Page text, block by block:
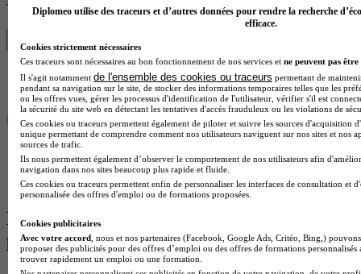
Trouve ton diplôme en 1 min avec Diplomeo !
Trouver mon école
Formations par domaines à Saint-Lô les
plus recherchées
Diplomeo utilise des traceurs et d’autres données pour rendre la recherche
efficace.
Cookies strictement nécessaires
Ces traceurs sont nécessaires au bon fonctionnement de nos services et ne peuvent pas être
Il s'agit notamment de l'ensemble des cookies ou traceurs permettant de
pendant sa navigation sur le site, de stocker des informations temporaires telles que les
ou les offres vues, gérer les processus d'identification de l'utilisateur, vérifier s'il est
la sécurité du site web en détectant les tentatives d'accès frauduleux ou les violations de
Ces cookies ou traceurs permettent également de piloter et suivre les sources d'acquisition
unique permettant de comprendre comment nos utilisateurs naviguent sur nos sites et nos
sources de trafic.
Ils nous permettent également d’observer le comportement de nos utilisateurs afin
navigation dans nos sites beaucoup plus rapide et fluide.
Ces cookies ou traceurs permettent enfin de personnaliser les interfaces de consultation et
personnalisée des offres d'emploi ou de formations proposées.
Cookies publicitaires
Avec votre accord , nous et nos partenaires (Facebook, Google Ads, Critéo, Bing,)
proposer des publicités pour des offres d’emploi ou des offres de formations
trouver rapidement un emploi ou une formation.